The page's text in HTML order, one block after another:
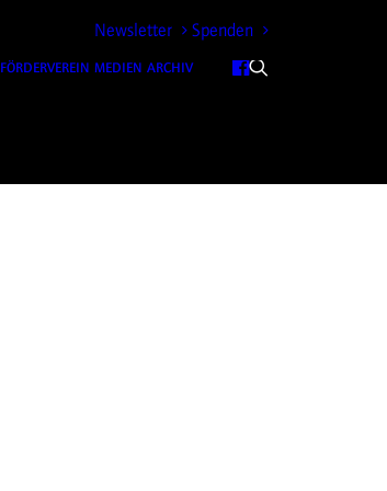
Newsletter Spenden
FÖRDERVEREIN MEDIEN ARCHIV